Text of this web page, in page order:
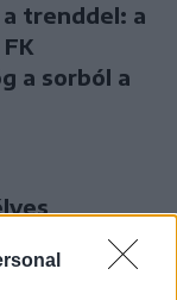
trenddel: a
a sorból a
lemondta